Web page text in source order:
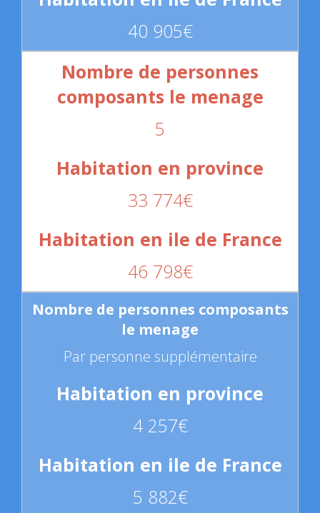
40 905€
5
33 774€
46 798€
Par personne supplémentaire
4 257€
5 882€